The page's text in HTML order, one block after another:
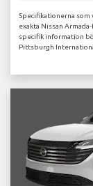
Specifikationerna som
exakta Nissan
specifik information
Pittsburgh